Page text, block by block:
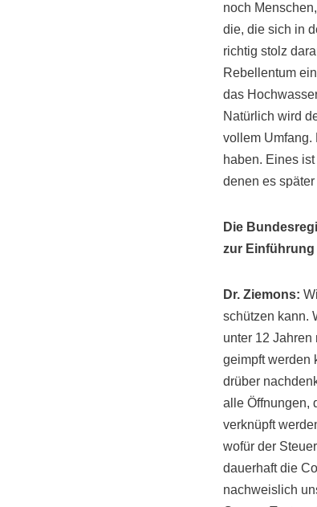
noch
die, die sich in
richtig stolz
Rebellentum
das
Natürlich wird
vollem Umfang.
haben. Eines
denen es
Die
zur
Dr. Ziemons:
schützen kann.
unter 12
geimpft werden
drüber
alle Öffnungen,
verknüpft
wofür der
dauerhaft die
nachweislich